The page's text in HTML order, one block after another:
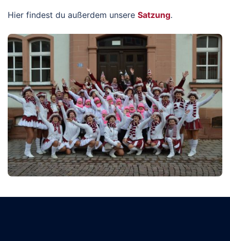
Hier findest du außerdem unsere Satzung.